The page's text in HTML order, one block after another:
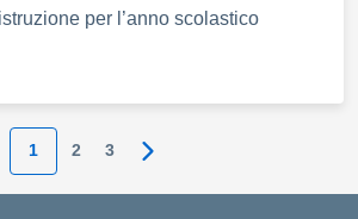
per l’anno scolastico
1 2 3 Pagina successiva